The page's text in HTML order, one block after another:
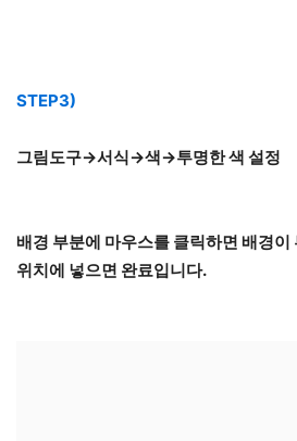
STEP3)
그림도구→서식→색→투명한 색 설정
배경 부분에 마우스를 클릭하면 배경
위치에 넣으면 완료입니다.